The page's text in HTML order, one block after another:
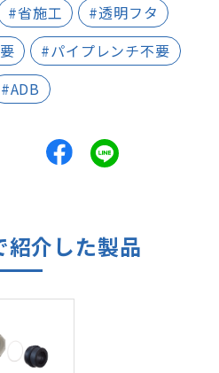
#省施工
#透明フタ
#パイプレンチ不要
#ADB
紹介した製品